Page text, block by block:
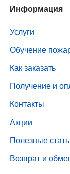
Информация
Услуги
Обучение
Как заказать
Получение и
Контакты
Акции
Полезные
Возврат и